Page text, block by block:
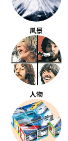
風景
人物